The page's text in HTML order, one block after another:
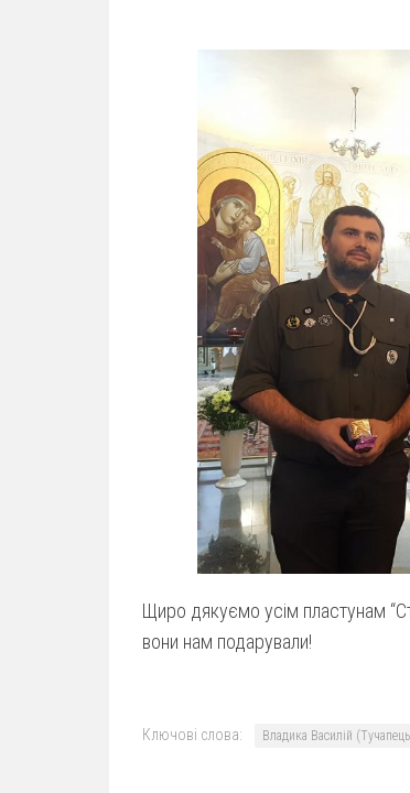
Щиро дякуємо усім пластунам
вони нам подарували!
Ключові слова: Владика Василій